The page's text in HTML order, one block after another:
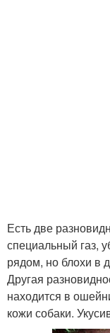
Есть две
специальный газ,
рядом, но блохи в
Другая
находится в
кожи собаки.